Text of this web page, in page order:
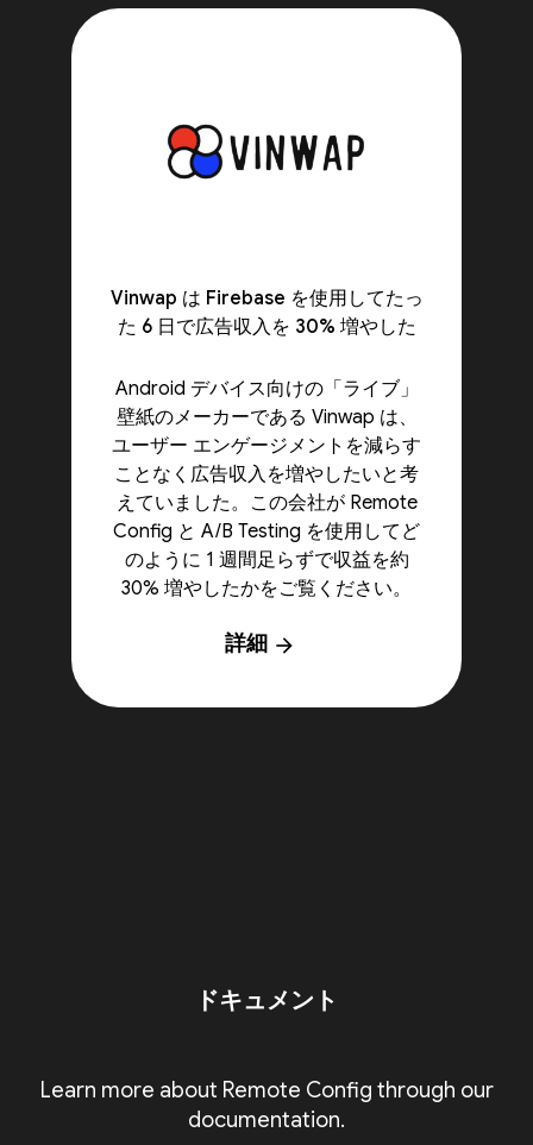
Vinwap は Firebase を使用してたっ
た 6 日で広告収入を 30% 増やした
Android デバイス向けの「ライブ」
壁紙のメーカーである Vinwap は、
ユーザー エンゲージメントを減らす
ことなく広告収入を増やしたいと考
えていました。この会社が Remote
Config と A/B Testing を使用してど
のように 1 週間足らずで収益を約
30% 増やしたかをご覧ください。
詳細 arrow_forward
ドキュメント
Learn more about Remote Config through our
documentation.